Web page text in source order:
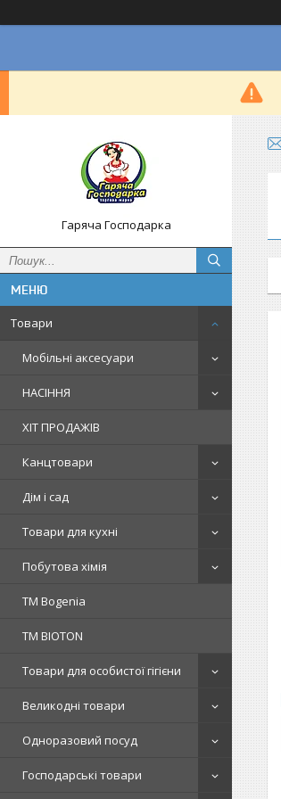
Гаряча Господарка
Товари
Мобільні аксесуари
НАСІННЯ
ХІТ ПРОДАЖІВ
Канцтовари
Дім і сад
Товари для кухні
Побутова хімія
ТМ Bogenia
ТМ BIOTON
Товари для особистої гігієни
Великодні товари
Одноразовий посуд
Господарські товари